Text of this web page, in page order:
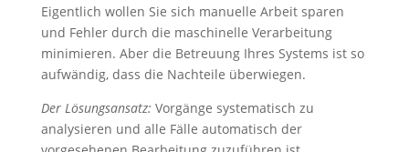
Eigentlich wollen Sie sich manuelle Arbeit sparen
und Fehler durch die maschinelle Verarbeitung
minimieren. Aber die Betreuung Ihres Systems ist so
aufwändig, dass die Nachteile überwiegen.
Der Lösungsansatz: Vorgänge systematisch zu
analysieren und alle Fälle automatisch der